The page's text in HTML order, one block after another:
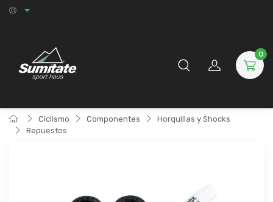
0
Ciclismo Componentes
Horquillas y Shocks
Repuestos